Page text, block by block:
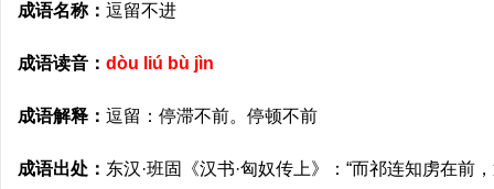
成语名称： 逗留不进
成语读音： dòu liú bù jìn
成语解释： 逗留：停滞不前。停顿不前
成语出处： 东汉·班固《汉书·匈奴传上》：“而祁连知虏在前